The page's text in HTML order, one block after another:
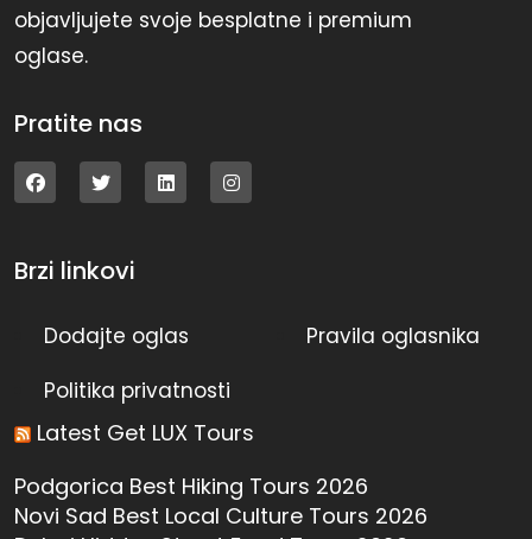
objavljujete svoje besplatne i premium
oglase.
Pratite nas
Brzi linkovi
Dodajte oglas
Politika privatnosti
Pravila oglasnika
Latest Get LUX Tours
Podgorica Best Hiking Tours 2026
Novi Sad Best Local Culture Tours 2026